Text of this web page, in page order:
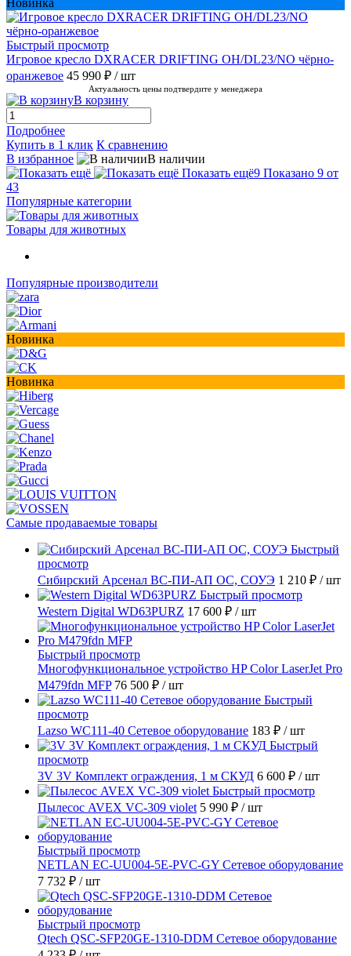
Новинка
Быстрый просмотр
Игровое кресло DXRACER DRIFTING OH/DL23/NO чёрно-
оранжевое 45 990 ₽ / шт
Актуальность цены подтвердите у менеджера
В корзину
Подробнее
Купить в 1 клик К сравнению
В избранное
В наличии
Показать ещё9 Показано 9 от
43
Популярные категории
Товары для животных
Популярные производители
Новинка
Новинка
Самые продаваемые товары
Быстрый
просмотр
Сибирский Арсенал ВС-ПИ-АП ОС, СОУЭ 1 210 ₽ / шт
Быстрый просмотр
Western Digital WD63PURZ 17 600 ₽ / шт
Быстрый просмотр
Многофункциональное устройство HP Color LaserJet Pro
M479fdn MFP 76 500 ₽ / шт
Быстрый
просмотр
Lazso WC111-40 Сетевое оборудование 183 ₽ / шт
Быстрый
просмотр
3V 3V Комплект ограждения, 1 м СКУД 6 600 ₽ / шт
Быстрый просмотр
Пылесос AVEX VC-309 violet 5 990 ₽ / шт
Быстрый просмотр
NETLAN EC-UU004-5E-PVC-GY Сетевое оборудование
7 732 ₽ / шт
Быстрый просмотр
Qtech QSC-SFP20GE-1310-DDM Сетевое оборудование